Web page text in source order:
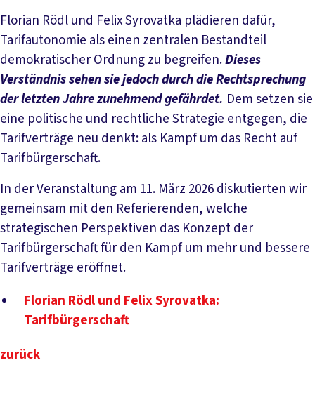
Florian Rödl und Felix Syrovatka plädieren dafür,
Tarifautonomie als einen zentralen Bestandteil
demokratischer Ordnung zu begreifen.Dieses
Verständnis sehen sie jedoch durch die Rechtsprechung
der letzten Jahre zunehmend gefährdet. Dem setzen sie
eine politische und rechtliche Strategie entgegen, die
Tarifverträge neu denkt: als Kampf um das Recht auf
Tarifbürgerschaft.
In der Veranstaltung am 11. März 2026 diskutierten wir
gemeinsam mit den Referierenden, welche
strategischen Perspektiven das Konzept der
Tarifbürgerschaft für den Kampf um mehr und bessere
Tarifverträge eröffnet.
Florian Rödl und Felix Syrovatka:
Tarifbürgerschaft
zurück